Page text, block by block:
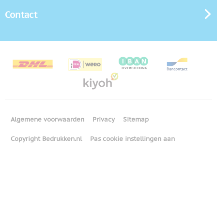
Contact
Algemene voorwaarden Privacy Sitemap
Copyright Bedrukken.nl Pas cookie instellingen aan